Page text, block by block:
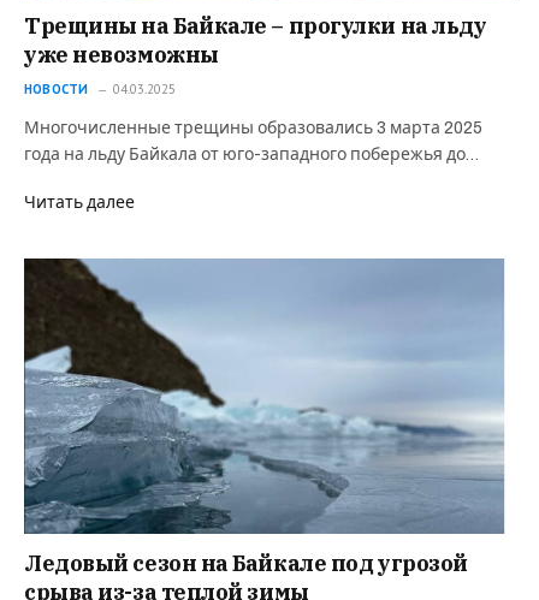
Трещины на Байкале – прогулки на льду
уже невозможны
НОВОСТИ 04.03.2025
Многочисленные трещины образовались 3 марта 2025
года на льду Байкала от юго-западного побережья до…
Читать далее
Ледовый сезон на Байкале под угрозой
срыва из-за теплой зимы